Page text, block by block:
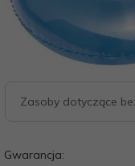
Zasoby dotyczące
Gwarancja: